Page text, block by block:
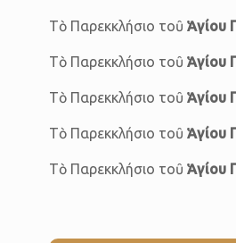
Τὸ Παρεκκλήσιο τοῦ Ἁγίου
Τὸ Παρεκκλήσιο τοῦ Ἁγίου
Τὸ Παρεκκλήσιο τοῦ Ἁγίου
Τὸ Παρεκκλήσιο τοῦ Ἁγίου
Τὸ Παρεκκλήσιο τοῦ Ἁγίου